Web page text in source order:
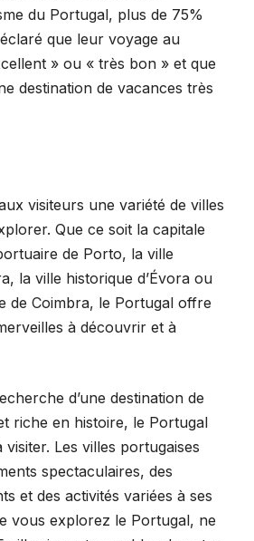
du Portugal, plus de 75%
que leur voyage au
» ou « très bon » et que
destination de vacances très
visiteurs une variété de villes
Que ce soit la capitale
de Porto, la ville
la ville historique d’Évora ou
de Coimbra, le Portugal offre
à découvrir et à
d’une destination de
riche en histoire, le Portugal
visiter. Les villes portugaises
spectaculaires, des
et des activités variées à ses
vous explorez le Portugal, ne